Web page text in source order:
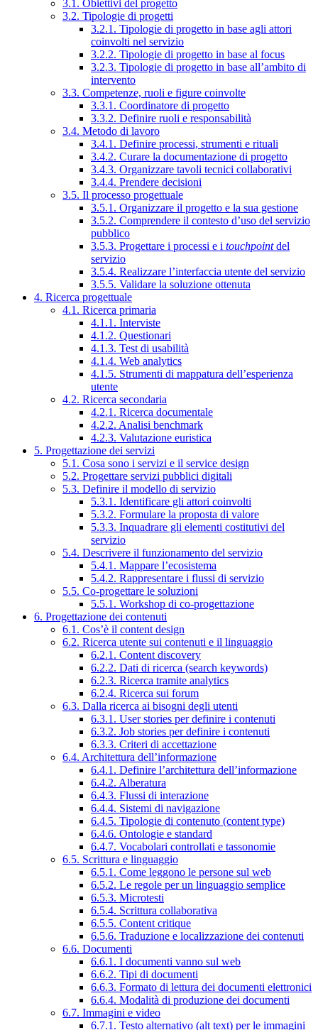
3.1. Obiettivi del progetto
3.2. Tipologie di progetti
3.2.1. Tipologie di progetto in base agli attori
coinvolti nel servizio
3.2.2. Tipologie di progetto in base al focus
3.2.3. Tipologie di progetto in base all’ambito di
intervento
3.3. Competenze, ruoli e figure coinvolte
3.3.1. Coordinatore di progetto
3.3.2. Definire ruoli e responsabilità
3.4. Metodo di lavoro
3.4.1. Definire processi, strumenti e rituali
3.4.2. Curare la documentazione di progetto
3.4.3. Organizzare tavoli tecnici collaborativi
3.4.4. Prendere decisioni
3.5. Il processo progettuale
3.5.1. Organizzare il progetto e la sua gestione
3.5.2. Comprendere il contesto d’uso del servizio
pubblico
3.5.3. Progettare i processi e i touchpointdel
servizio
3.5.4. Realizzare l’interfaccia utente del servizio
3.5.5. Validare la soluzione ottenuta
4. Ricerca progettuale
4.1. Ricerca primaria
4.1.1. Interviste
4.1.2. Questionari
4.1.3. Test di usabilità
4.1.4. Web analytics
4.1.5. Strumenti di mappatura dell’esperienza
utente
4.2. Ricerca secondaria
4.2.1. Ricerca documentale
4.2.2. Analisi benchmark
4.2.3. Valutazione euristica
5. Progettazione dei servizi
5.1. Cosa sono i servizi e il service design
5.2. Progettare servizi pubblici digitali
5.3. Definire il modello di servizio
5.3.1. Identificare gli attori coinvolti
5.3.2. Formulare la proposta di valore
5.3.3. Inquadrare gli elementi costitutivi del
servizio
5.4. Descrivere il funzionamento del servizio
5.4.1. Mappare l’ecosistema
5.4.2. Rappresentare i flussi di servizio
5.5. Co-progettare le soluzioni
5.5.1. Workshop di co-progettazione
6. Progettazione dei contenuti
6.1. Cos’è il content design
6.2. Ricerca utente sui contenuti e il linguaggio
6.2.1. Content discovery
6.2.2. Dati di ricerca (search keywords)
6.2.3. Ricerca tramite analytics
6.2.4. Ricerca sui forum
6.3. Dalla ricerca ai bisogni degli utenti
6.3.1. User stories per definire i contenuti
6.3.2. Job stories per definire i contenuti
6.3.3. Criteri di accettazione
6.4. Architettura dell’informazione
6.4.1. Definire l’architettura dell’informazione
6.4.2. Alberatura
6.4.3. Flussi di interazione
6.4.4. Sistemi di navigazione
6.4.5. Tipologie di contenuto (content type)
6.4.6. Ontologie e standard
6.4.7. Vocabolari controllati e tassonomie
6.5. Scrittura e linguaggio
6.5.1. Come leggono le persone sul web
6.5.2. Le regole per un linguaggio semplice
6.5.3. Microtesti
6.5.4. Scrittura collaborativa
6.5.5. Content critique
6.5.6. Traduzione e localizzazione dei contenuti
6.6. Documenti
6.6.1. I documenti vanno sul web
6.6.2. Tipi di documenti
6.6.3. Formato di lettura dei documenti elettronici
6.6.4. Modalità di produzione dei documenti
6.7. Immagini e video
6.7.1. Testo alternativo (alt text) per le immagini